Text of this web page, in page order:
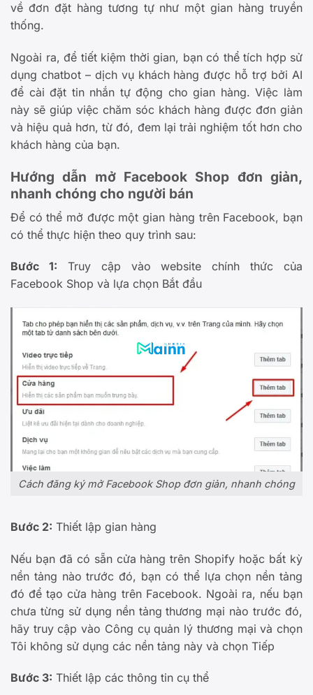
về đơn đặt hàng tương tự như một gian hàng truyền
thống.
Ngoài ra, để tiết kiệm thời gian, bạn có thể tích hợp sử
dụng chatbot – dịch vụ khách hàng được hỗ trợ bởi AI
để cài đặt tin nhắn tự động cho gian hàng. Việc làm
này sẽ giúp việc chăm sóc khách hàng được đơn giản
và hiệu quả hơn, từ đó, đem lại trải nghiệm tốt hơn cho
khách hàng của bạn.
Hướng dẫn mở Facebook Shop đơn giản,
nhanh chóng cho người bán
Để có thể mở được một gian hàng trên Facebook, bạn
có thể thực hiện theo quy trình sau:
Bước 1: Truy cập vào website chính thức của
Facebook Shop và lựa chọn Bắt đầu
Cách đăng ký mở Facebook Shop đơn giản, nhanh chóng
Bước 2: Thiết lập gian hàng
Nếu bạn đã có sẵn cửa hàng trên Shopify hoặc bất kỳ
nền tảng nào trước đó, bạn có thể lựa chọn nền tảng
đó để tạo cửa hàng trên Facebook. Ngoài ra, nếu bạn
chưa từng sử dụng nền tảng thương mại nào trước đó,
hãy truy cập vào Công cụ quản lý thương mại và chọn
Tôi không sử dụng các nền tảng này và chọn Tiếp
Bước 3: Thiết lập các thông tin cụ thể